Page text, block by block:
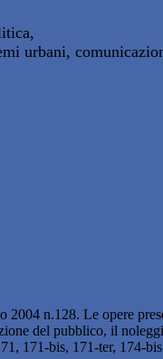
urbani,
n.128. Le opere
del pubblico, il
171-bis, 171-ter, 174-